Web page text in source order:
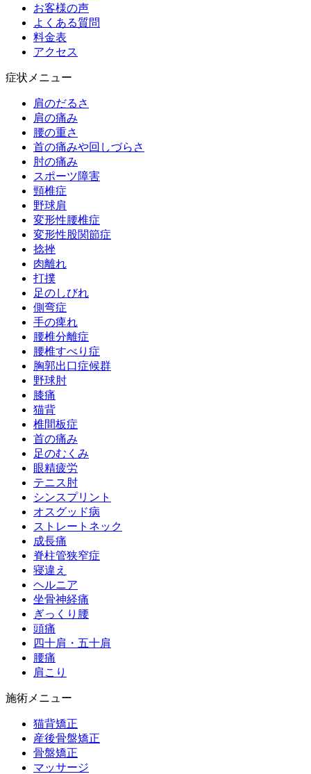
お客様の声
よくある質問
料金表
アクセス
症状メニュー
肩のだるさ
肩の痛み
腰の重さ
首の痛みや回しづらさ
肘の痛み
スポーツ障害
頸椎症
野球肩
変形性腰椎症
変形性股関節症
捻挫
肉離れ
打撲
足のしびれ
側弯症
手の痺れ
腰椎分離症
腰椎すべり症
胸郭出口症候群
野球肘
膝痛
猫背
椎間板症
首の痛み
足のむくみ
眼精疲労
テニス肘
シンスプリント
オスグッド病
ストレートネック
成長痛
脊柱管狭窄症
寝違え
ヘルニア
坐骨神経痛
ぎっくり腰
頭痛
四十肩・五十肩
腰痛
肩こり
施術メニュー
猫背矯正
産後骨盤矯正
骨盤矯正
マッサージ